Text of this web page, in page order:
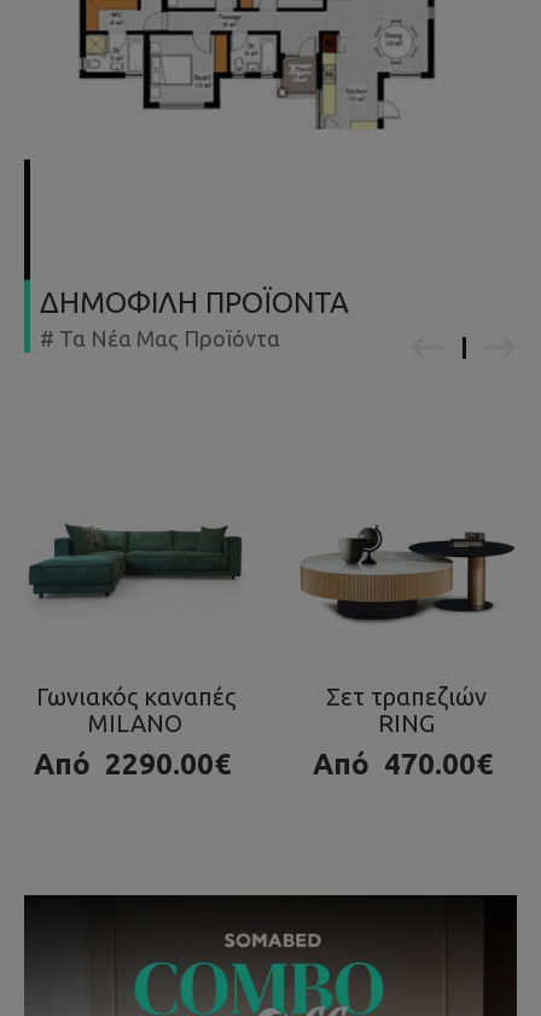
ΔΗΜΟΦΙΛΗ ΠΡΟΪΟΝΤΑ
# Τα Νέα Μας Προϊόντα
Σετ τραπεζιών
RING
Από 470.00€
Τραπεζάκι OLA
980.00€